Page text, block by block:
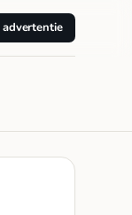
advertentie